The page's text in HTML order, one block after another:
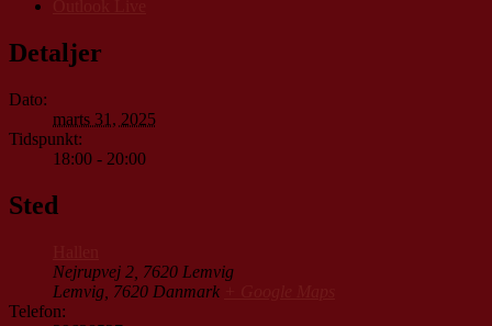
Detaljer
Dato:
marts 31, 2025
Tidspunkt:
18:00 - 20:00
Sted
Nejrupvej 2, 7620 Lemvig
Lemvig 7620 Danmark
Telefon: